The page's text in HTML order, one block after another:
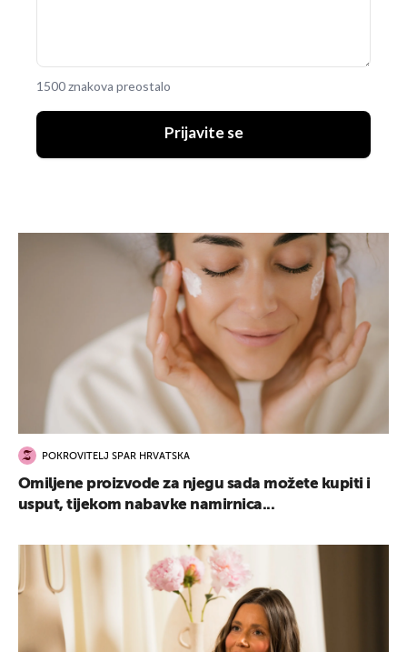
1500 znakova preostalo
Prijavite se
POKROVITELJ SPAR HRVATSKA
Omiljene proizvode za njegu sada možete kupiti i
usput, tijekom nabavke namirnica...